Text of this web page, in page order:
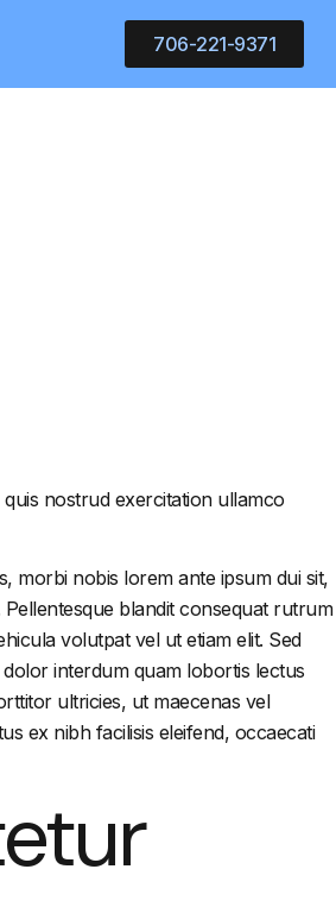
706-221-9371
nostrud exercitation ullamco
morbi nobis lorem ante ipsum dui sit,
blandit consequat rutrum
volutpat vel ut etiam elit. Sed
interdum quam lobortis lectus
ultricies, ut maecenas vel
ex nibh facilisis eleifend, occaecati